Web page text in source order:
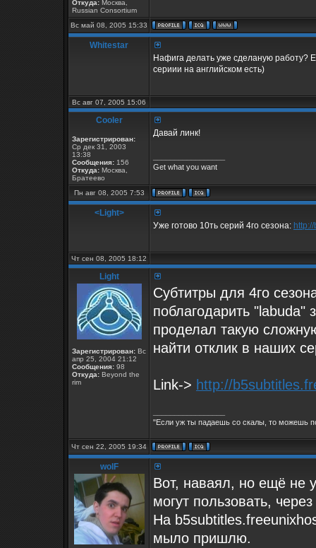
Откуда: Москва,
Russian Consortium
Вс май 08, 2005 15:33
Whitestar
Нафига делать уже сделаную работу?
сериии на английском есть)
Вс авг 07, 2005 15:06
Cooler
Зарегистрирован:
Ср дек 31, 2003
13:38
Сообщения: 156
Откуда: Москва,
Братеево
Давай линк!
Get what you want
Пн авг 08, 2005 7:53
<Light>
Уже готово 10ть серий 4го сезона:
Чт сен 08, 2005 18:12
Light
Зарегистрирован: Вс
апр 25, 2004 21:12
Сообщения: 98
Откуда: Beyond the
rim
Субтитры для 4го
поблагодарить "labuda"
проделал такую
найти отклик в наших
Link-> http://
"Если уж ты падаешь со скалы, то можешь
Чт сен 22, 2005 19:34
wolF
Вот, наваял, но ещё не
могут пользовать,
На
мыло пришлю.